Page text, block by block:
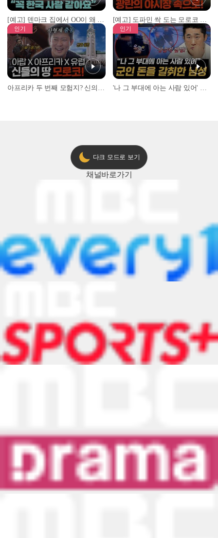
[예고] 덴마크 집에서 OO이 왜 나와...? 이상할 정도로 한국을 사랑하는 우리 형을 제보합니다! [예고] 도파민 싹 도는 모로코 야시장 투어!
인기 인기
다크 모드로 보기
채널바로가기